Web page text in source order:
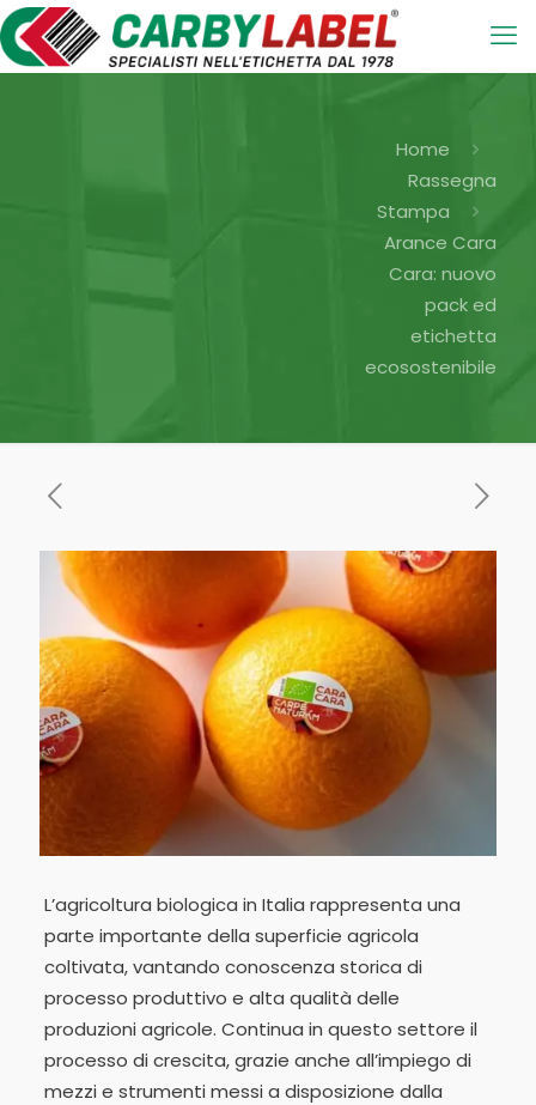
Home
Rassegna
Stampa
Arance Cara
Cara: nuovo
pack ed
etichetta
ecosostenibile
L’agricoltura biologica in Italia rappresenta una
parte importante della superficie agricola
coltivata, vantando conoscenza storica di
processo produttivo e alta qualità delle
produzioni agricole. Continua in questo settore il
processo di crescita, grazie anche all’impiego di
mezzi e strumenti messi a disposizione dalla